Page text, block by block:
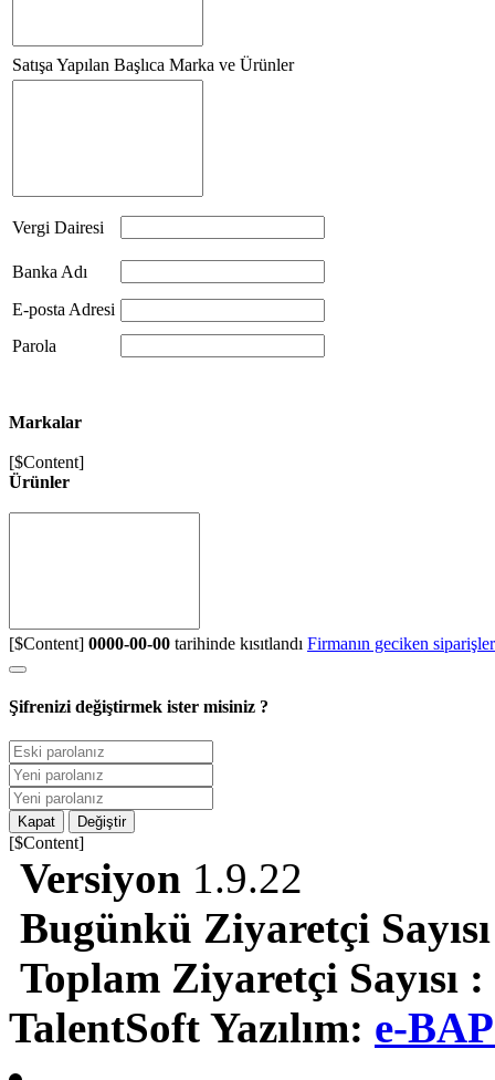
Satışa Yapılan Başlıca Marka ve Ürünler
Vergi Dairesi
Banka Adı
E-posta Adresi
Parola
Markalar
[$Content]
Ürünler
[$Content] 0000-00-00 tarihinde kısıtlandı Firmanın geciken
Şifrenizi değiştirmek ister misiniz ?
Kapat Değiştir
[$Content]
Versiyon 1.9.22
Bugünkü Ziyaretçi
Toplam Ziyaretçi Sayısı :
TalentSoft Yazılım: e-